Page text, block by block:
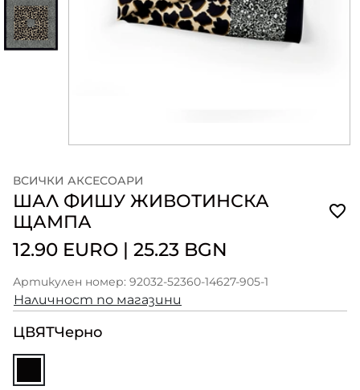
ВСИЧКИ АКСЕСОАРИ
ШАЛ ФИШУ ЖИВОТИНСКА
ЩАМПА
12.90 EURO | 25.23 BGN
Артикулен номер: 92032-52360-14627-905-1
Наличност по магазини
ЦВЯТЧерно